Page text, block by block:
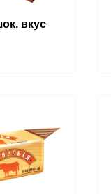
вкус